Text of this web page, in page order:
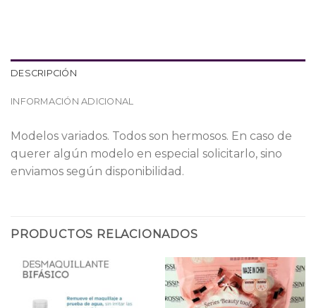
DESCRIPCIÓN
INFORMACIÓN ADICIONAL
Modelos variados. Todos son hermosos. En caso de
querer algún modelo en especial solicitarlo, sino
enviamos según disponibilidad.
PRODUCTOS RELACIONADOS